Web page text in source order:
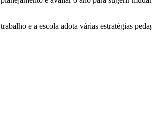
e a escola adota várias estratégias